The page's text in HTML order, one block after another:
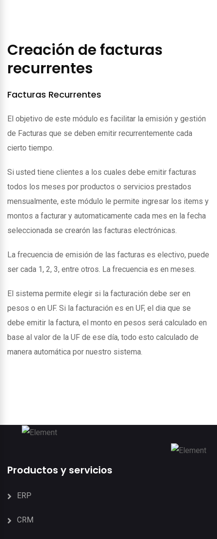
Creación de facturas
recurrentes
Facturas Recurrentes
El objetivo de este módulo es facilitar la emisión y gestión
de Facturas que se deben emitir recurrentemente cada
cierto tiempo.
Si usted tiene clientes a los cuales debe emitir facturas
todos los meses por productos o servicios prestados
mensualmente, este módulo le permite ingresar los items y
montos a facturar y automaticamente cada mes en la fecha
seleccionada se crearón las facturas electrónicas.
La frecuencia de emisión de las facturas es electivo, puede
ser cada 1, 2, 3, entre otros. La frecuencia es en meses.
El sistema permite elegir si la facturación debe ser en
pesos o en UF. Si la facturación es en UF, el dia que se
debe emitir la factura, el monto en pesos será calculado en
base al valor de la UF de ese día, todo esto calculado de
manera automática por nuestro sistema.
Productos y servicios
ERP
CRM